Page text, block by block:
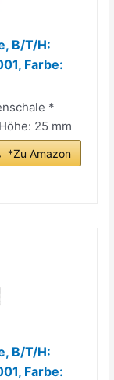
B/T/H:
Farbe:
*
25 mm
*Zu Amazon
B/T/H:
Farbe: